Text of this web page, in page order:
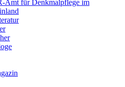
Amt für Denkmalpflege im